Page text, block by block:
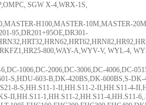
SGW X-4,WRX-1S,
H100,MASTER-10M,MASTER-
95,DR201+95OE,DR301-
800,WAY-A,WYV-V, WYL-4,
1006,DC-2006,DC-3006,DC-4006,DC-
S,HDU-603-B,DK-420BS,DK-600BS,S-
8-S,HH.S11-1-II,HH.S11-2-II,HH.S11-4-
II,HH.S11-1,HH.S11-2,HH.S11-4,HH.S11-